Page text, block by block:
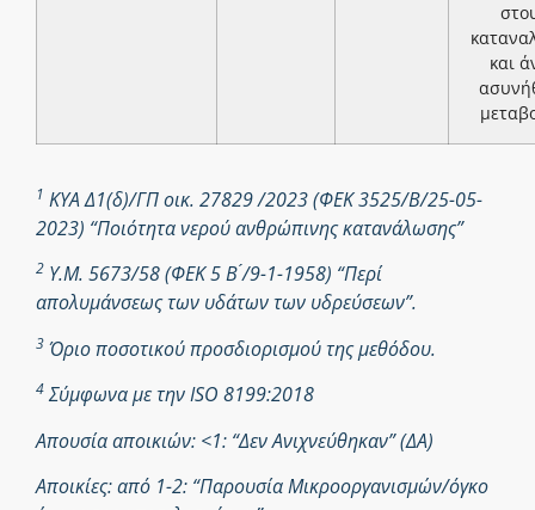
και
1 ΚΥΑ Δ1(δ)/ΓΠ οικ. 27829 /2023 (ΦΕΚ 3525/Β/25-05-
2023) “Ποιότητα νερού ανθρώπινης κατανάλωσης”
2 Υ.Μ. 5673/58 (ΦΕΚ 5 Β ́/9-1-1958) “Περί
απολυμάνσεως των υδάτων των υδρεύσεων”.
3 Όριο ποσοτικού προσδιορισμού της μεθόδου.
4Σύμφωνα με την ISO 8199:2018
Απουσία αποικιών: <1: “Δεν Ανιχνεύθηκαν” (ΔΑ)
Αποικίες: από 1-2: “Παρουσία Μικροοργανισμών/όγκο